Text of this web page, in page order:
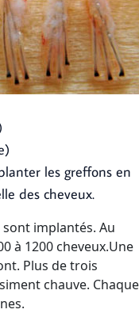
les greffons en
des cheveux.
implantés. Au
à 1200 cheveux.Une
Plus de trois
chauve. Chaque